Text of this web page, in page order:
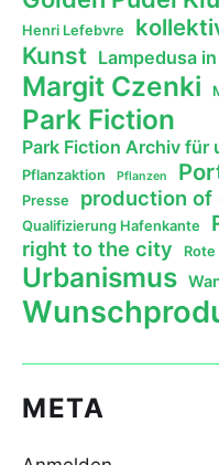
Henri Lefebvre
Kunst Lampedusa
Margit Czenki
Park Fiction
Park Fiction Archiv für
Pflanzaktion Pflanzen
Presse production of
Qualifizierung Hafenkante
right to the city Rote
Urbanismus
META